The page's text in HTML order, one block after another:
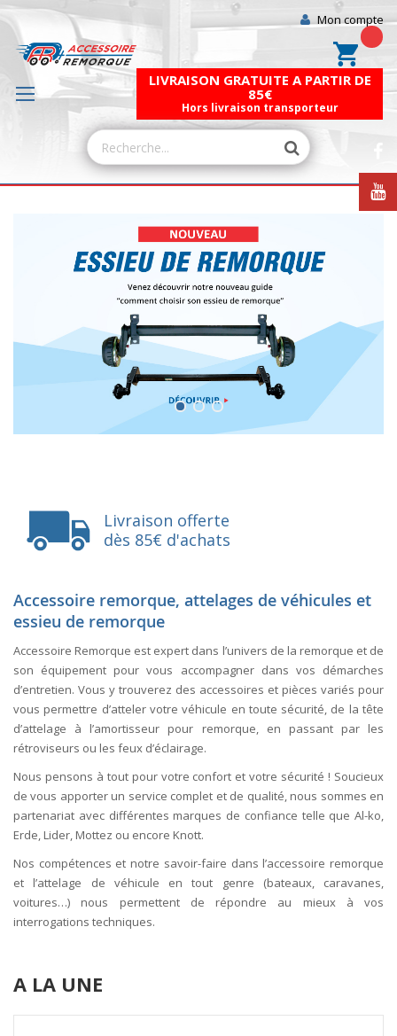
Mon compte
Mon
LIVRAISON GRATUITE A PARTIR DE
85€
Hors livraison transporteur
Livraison offerte
dès 85€ d'achats
Accessoire remorque, attelages de véhicules et
essieu de remorque
Accessoire Remorque est expert dans l’univers de la remorque et de
son équipement pour vous accompagner dans vos démarches
d’entretien. Vous y trouverez des accessoires et pièces variés pour
vous permettre d’atteler votre véhicule en toute sécurité, de la tête
d’attelage à l’amortisseur pour remorque, en passant par les
rétroviseurs ou les feux d’éclairage.
Nous pensons à tout pour votre confort et votre sécurité ! Soucieux
de vous apporter un service complet et de qualité, nous sommes en
partenariat avec différentes marques de confiance telle que Al-ko,
Erde, Lider, Mottez ou encore Knott.
Nos compétences et notre savoir-faire dans l’accessoire remorque
et l’attelage de véhicule en tout genre (bateaux, caravanes,
voitures…) nous permettent de répondre au mieux à vos
interrogations techniques.
A LA UNE